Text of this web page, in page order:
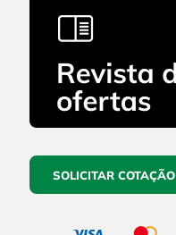
SOLICITAR COTAÇÃO